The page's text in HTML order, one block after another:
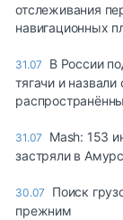
отслеживания
навигационных
31.07
В России
тягачи и
31.07
Mash: 153
застряли в
30.07
Поиск
прежним